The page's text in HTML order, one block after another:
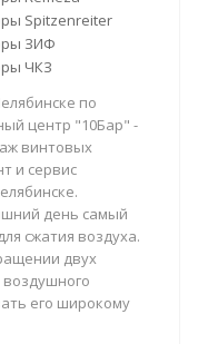
Spitzenreiter
ЗИФ
ЧКЗ
по
центр "10Бар" -
винтовых
и сервис
день самый
сжатия воздуха.
двух
его широкому